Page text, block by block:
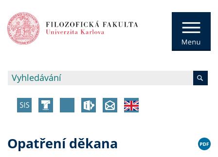
Opatření děkana